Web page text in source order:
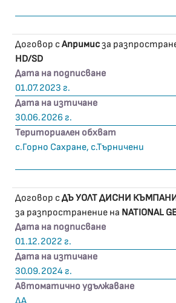
Договор сАпримисза
HD/SD
Дата на подписване
01.07.2023 г.
Дата на изтичане
30.06.2026 г.
Териториален обхват
с.Горно Сахране, с.Търничени
Договор сДЪ УОЛТ ДИСНИ
за разпространение на NATIONAL
Дата на подписване
01.12.2022 г.
Дата на изтичане
30.09.2024 г.
Автоматично удължаване